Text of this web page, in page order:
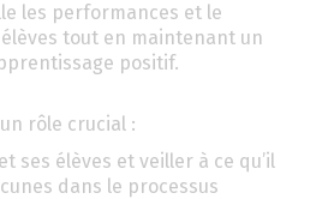
les performances et le
tout en maintenant un
positif.
rôle crucial :
ses élèves et veiller à ce qu’il
dans le processus